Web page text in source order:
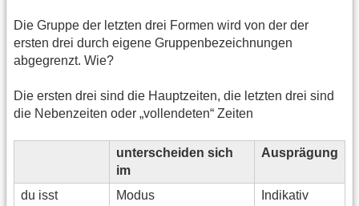
Die Gruppe der letzten drei Formen wird von der der
ersten drei durch eigene Gruppenbezeichnungen
abgegrenzt. Wie?
Die ersten drei sind die Hauptzeiten, die letzten drei sind
die Nebenzeiten oder „vollendeten“ Zeiten
unterscheiden sich
im
Ausprägung
du isst Modus
Indikativ